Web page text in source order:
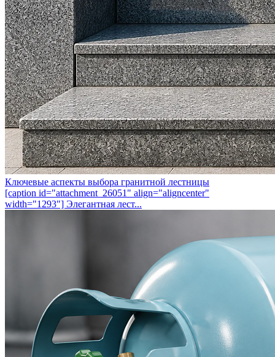
Ключевые аспекты выбора гранитной лестницы
[caption id="attachment_26051" align="aligncenter"
width="1293"] Элегантная лест...